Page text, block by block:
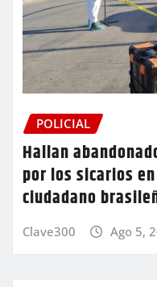
POLICIAL
Hallan
por los sicarios
ciudadano
Clave300 Ago 5,